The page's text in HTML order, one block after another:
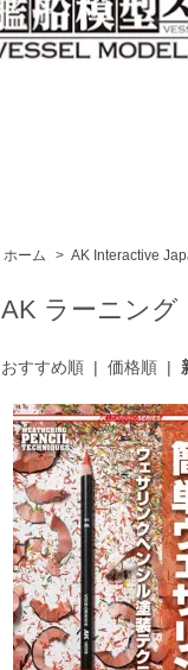
ホーム > AK Interactive
AK ラーニング
おすすめ順| 価格順|